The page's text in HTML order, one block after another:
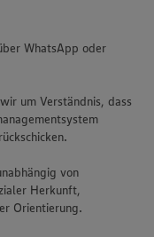
WhatsApp oder
um Verständnis, dass
von
Herkunft,
Orientierung.